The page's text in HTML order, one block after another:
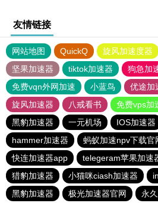
友情链接
网站地图 QuickQ 旋风加速度器
坚果加速器
tiktok加速器
狗急加
免费vqn外网加速
小蓝鸟 优途加
旋风加速器
八戒看书
免费vps加
黑豹加速器
一元机场 IOS加速器
hammer加速器
蚂蚁加速npv下载官
快连加速器app
telegeram苹果加速
猎豹加速器
小猫咪ciash加速器
黑豹加速器
极光加速器官网 永